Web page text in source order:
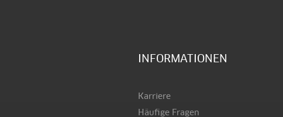
INFORMATIONEN
Karriere
Häufige Fragen